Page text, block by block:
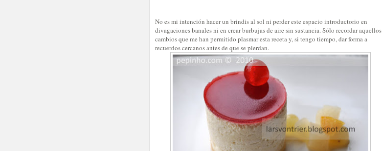
No es mi intención hacer un brindis al sol ni perder este espacio introductorio en
divagaciones banales ni en crear burbujas de aire sin sustancia. Sólo recordar aquellos
cambios que me han permitido plasmar esta receta y, si tengo tiempo, dar forma a
recuerdos cercanos antes de que se pierdan.